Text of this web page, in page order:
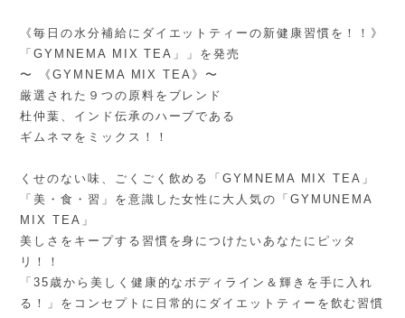
《毎日の水分補給にダイエットティーの新健康習慣を！！》
「GYMNEMA MIX TEA」」を発売
〜 《GYMNEMA MIX TEA》〜
厳選された９つの原料をブレンド
杜仲葉、インド伝承のハーブである
ギムネマをミックス！！
くせのない味、ごくごく飲める「GYMNEMA MIX TEA」
「美・食・習」を意識した女性に大人気の「GYMUNEMA
MIX TEA」
美しさをキープする習慣を身につけたいあなたにピッタ
リ！！
「35歳から美しく健康的なボディライン＆輝きを手に入れ
る！」をコンセプトに日常的にダイエットティーを飲む習慣